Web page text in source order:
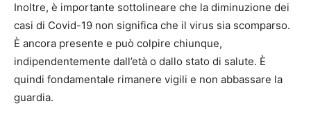
Inoltre, è importante sottolineare che la diminuzione dei
casi di Covid-19 non significa che il virus sia scomparso.
È ancora presente e può colpire chiunque,
indipendentemente dall’età o dallo stato di salute. È
quindi fondamentale rimanere vigili e non abbassare la
guardia.